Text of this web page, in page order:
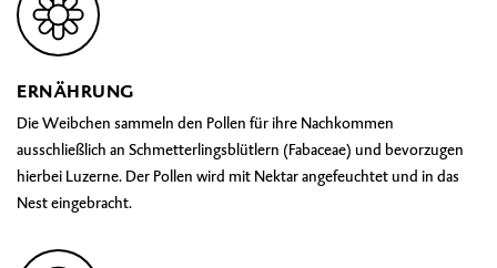
ERNÄHRUNG
Die Weibchen sammeln den Pollen für ihre Nachkommen
ausschließlich an Schmetterlingsblütlern (Fabaceae) und bevorzugen
hierbei Luzerne. Der Pollen wird mit Nektar angefeuchtet und in das
Nest eingebracht.